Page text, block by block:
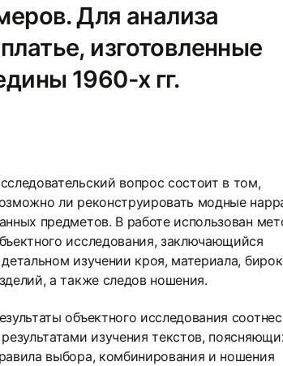
Для анализа
изготовленные
1960-х гг.
вопрос состоит в том,
ли реконструировать модные
предметов. В работе использован
исследования, заключающийся
детальном изучении кроя, материала, бирок
а также следов ношения.
объектного исследования
изучения текстов,
выбора, комбинирования и ношения